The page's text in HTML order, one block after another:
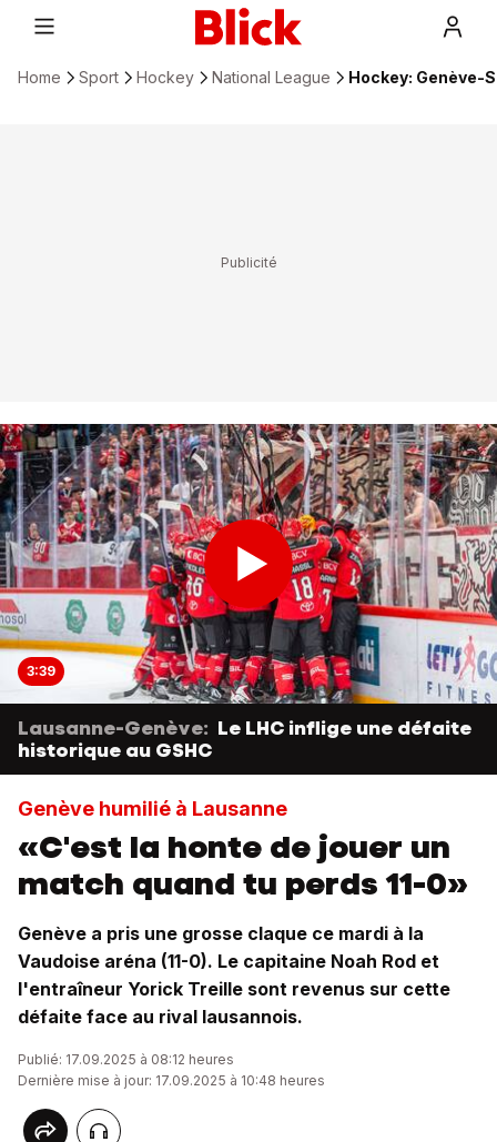
Home Sport Hockey National League Hockey: Genève-
3:39
Lausanne-Genève: Le LHC inflige une défaite
historique au GSHC
Genève humilié à Lausanne
«C'est la honte de jouer un
match quand tu perds 11-0»
Genève a pris une grosse claque ce mardi à la
Vaudoise aréna (11-0). Le capitaine Noah Rod et
l'entraîneur Yorick Treille sont revenus sur cette
défaite face au rival lausannois.
Publié: 17.09.2025 à 08:12 heures
Dernière mise à jour: 17.09.2025 à 10:48 heures